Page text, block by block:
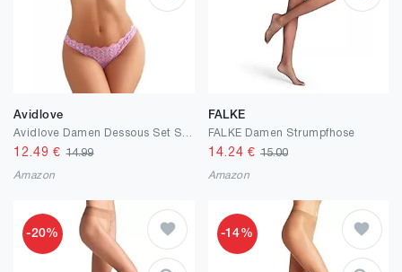
Avidlove
12.49 €14.99
Amazon
FALKE
FALKE Damen Strumpfhose
14.24 € 15.00
Amazon
-20% -14%